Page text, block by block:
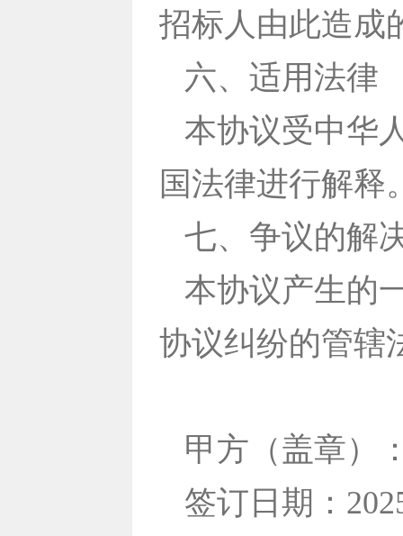
招标人由此造成
六、适用法律
本协议受中华
国法律进行解释
七、争议的解
本协议产生的
协议纠纷的管辖
甲方（盖章）
签订日期：